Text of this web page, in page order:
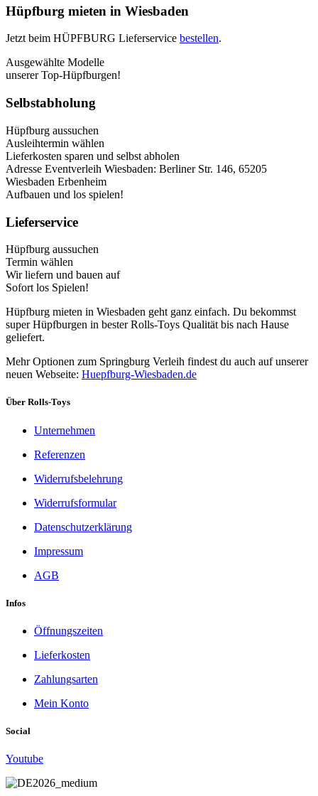
Hüpfburg mieten in Wiesbaden
Jetzt beim HÜPFBURG Lieferservice bestellen.
Ausgewählte Modelle
unserer Top-Hüpfburgen!
Selbstabholung
Hüpfburg aussuchen
Ausleihtermin wählen
Lieferkosten sparen und selbst abholen
Adresse Eventverleih Wiesbaden: Berliner Str. 146, 65205
Wiesbaden Erbenheim
Aufbauen und los spielen!
Lieferservice
Hüpfburg aussuchen
Termin wählen
Wir liefern und bauen auf
Sofort los Spielen!
Hüpfburg mieten in Wiesbaden geht ganz einfach. Du bekommst
super Hüpfburgen in bester Rolls-Toys Qualität bis nach Hause
geliefert.
Mehr Optionen zum Springburg Verleih findest du auch auf unserer
neuen Webseite: Huepfburg-Wiesbaden.de
Über Rolls-Toys
Unternehmen
Referenzen
Widerrufsbelehrung
Widerrufsformular
Datenschutzerklärung
Impressum
AGB
Infos
Öffnungszeiten
Lieferkosten
Zahlungsarten
Mein Konto
Social
Youtube